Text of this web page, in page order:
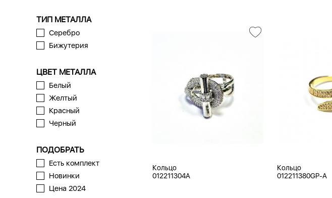
ТИП МЕТАЛЛА
Серебро
Бижутерия
ЦВЕТ МЕТАЛЛА
Белый
Желтый
Красный
Черный
ПОДОБРАТЬ
Есть комплект
Новинки
Цена 2024
Кольцо
012211304A
Кольцо
012211380GP-A